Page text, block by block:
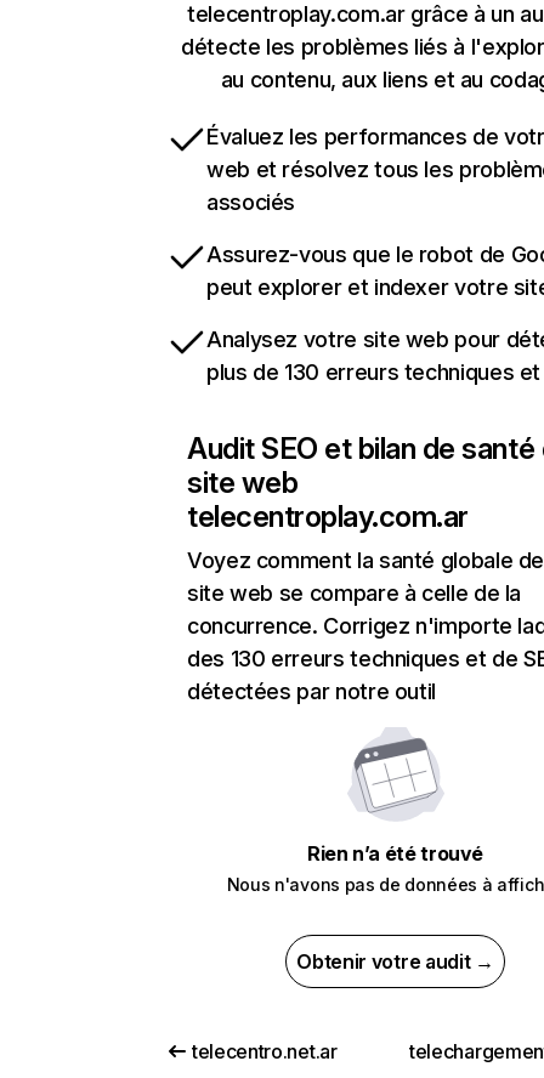
telecentroplay.com.ar grâce à un
détecte les problèmes liés à
au contenu, aux liens et au
Évaluez les performances de
web et résolvez tous les
associés
Assurez-vous que le robot de
peut explorer et indexer votre
Analysez votre site web pour
plus de 130 erreurs techniques et
Audit SEO et bilan de santé
site web
telecentroplay.com.ar
Voyez comment la santé globale
site web se compare à celle de la
concurrence. Corrigez n'importe
des 130 erreurs techniques et de
détectées par notre outil
Rien n’a été trouvé
Nous n'avons pas de données à
Obtenir votre audit →
telecentro.net.ar